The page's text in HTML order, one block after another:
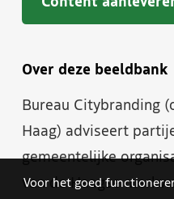
Over deze beeldbank
Bureau Citybranding
Haag) adviseert
gemeentelijke
van de Haagse
Voor het goed